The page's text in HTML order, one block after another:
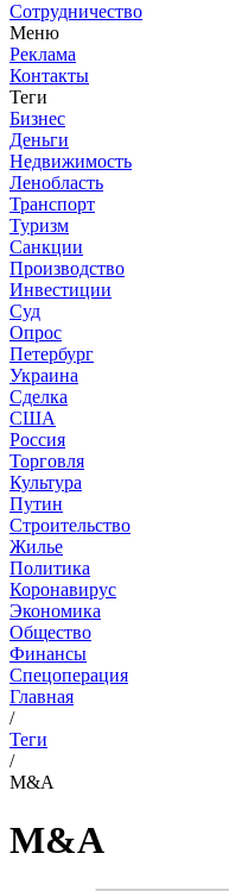
Сотрудничество
Меню
Реклама
Контакты
Теги
Бизнес
Деньги
Недвижимость
Ленобласть
Транспорт
Туризм
Санкции
Производство
Инвестиции
Суд
Опрос
Петербург
Украина
Сделка
США
Россия
Торговля
Культура
Путин
Строительство
Жилье
Политика
Коронавирус
Экономика
Общество
Финансы
Спецоперация
Главная
/
Теги
/
M&A
M&A